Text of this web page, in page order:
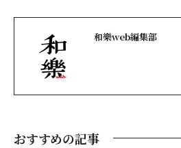
和樂web編集部
おすすめの記事